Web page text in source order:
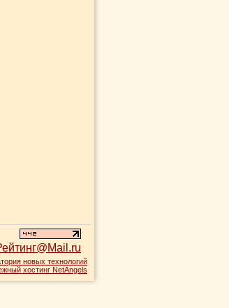
новых технологий
хостинг NetAngels